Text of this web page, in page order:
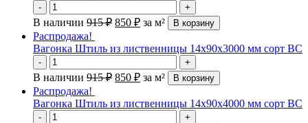
- +
В наличии 915₽ 850 ₽ за м² В корзину
Распродажа!
Вагонка Штиль из лиственницы 14х90х3000 мм сорт ВС
- +
В наличии 915₽ 850 ₽ за м² В корзину
Распродажа!
Вагонка Штиль из лиственницы 14х90х4000 мм сорт ВС
- +